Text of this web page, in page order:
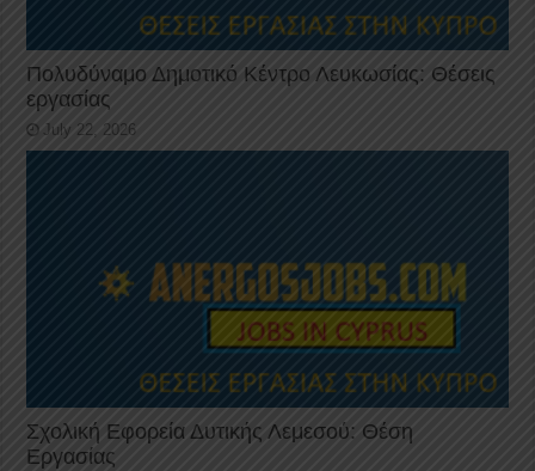
Πολυδύναμο Δημοτικό Κέντρο Λευκωσίας: Θέσεις
εργασίας
July 22, 2026
Σχολική Εφορεία Δυτικής Λεμεσού: Θέση
Εργασίας